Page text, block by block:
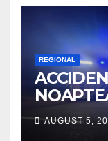
REGIONAL
de 60 de
dubiță
AUGUST 5,